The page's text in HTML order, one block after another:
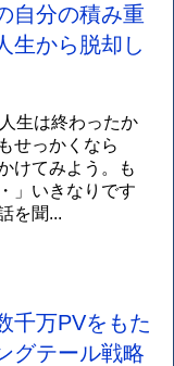
自分の積み重
生から脱却し
生は終わったか
せっかくなら
けてみよう。も
」いきなりです
を聞...
千万PVをもた
グテール戦略